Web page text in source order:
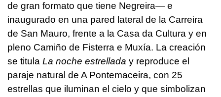
de gran formato que tiene Negreira— e
inaugurado en una pared lateral de la Carreira
de San Mauro, frente a la Casa da Cultura y en
pleno Camiño de Fisterra e Muxía. La creación
se titula La noche estrellada y reproduce el
paraje natural de A Pontemaceira, con 25
estrellas que iluminan el cielo y que simbolizan